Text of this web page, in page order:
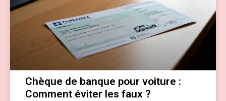
Chèque de banque pour voiture :
Comment éviter les faux ?